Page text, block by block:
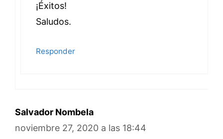
¡Éxitos!
Saludos.
Responder
Salvador Nombela
noviembre 27, 2020 a las 18:44